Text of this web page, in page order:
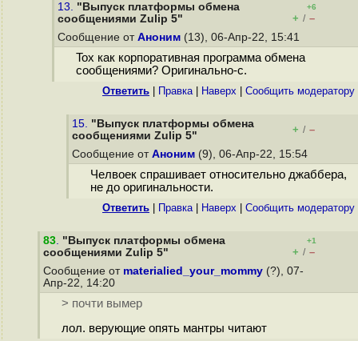
13. "Выпуск платформы обмена
сообщениями Zulip 5"
+6
+ / –
Сообщение от Аноним (13), 06-Апр-22, 15:41
Tox как корпоративная программа обмена
сообщениями? Оригинально-с.
Ответить Правка| Наверх Cообщить модератору
15. "Выпуск платформы обмена
сообщениями Zulip 5"
+ / –
Сообщение от Аноним (9), 06-Апр-22, 15:54
Челвоек спрашивает относительно джаббера,
не до оригинальности.
Ответить Правка| Наверх Cообщить модератору
83. "Выпуск платформы обмена
сообщениями Zulip 5"
+1
+ / –
Сообщение от materialied_your_mommy (?), 07-
Апр-22, 14:20
> почти вымер
лол. верующие опять мантры читают